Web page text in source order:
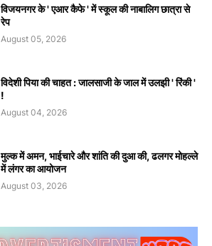
विजयनगर के ' एआर कैफे ' में स्कूल की नाबालिग छात्रा से
रेप
August 05, 2026
विदेशी पिया की चाहत : जालसाजी के जाल में उलझी ' रिंकी '
!
August 04, 2026
मुल्क में अमन, भाईचारे और शांति की दुआ की, ढलगर मोहल्ले
में लंगर का आयोजन
August 03, 2026